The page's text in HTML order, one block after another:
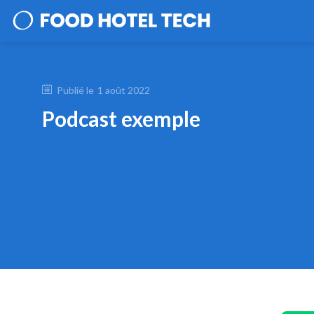
Publié le 1 août 2022
Podcast exemple